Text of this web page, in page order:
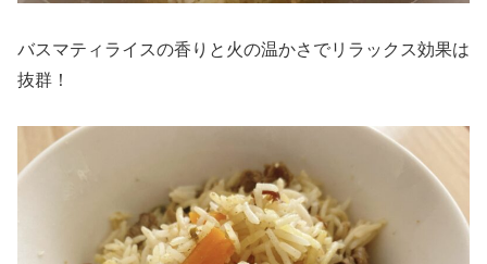
バスマティライスの香りと火の温かさでリラックス効果は
抜群！